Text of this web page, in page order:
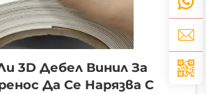
3D Дебел Винил За
Да Се Нарязва С